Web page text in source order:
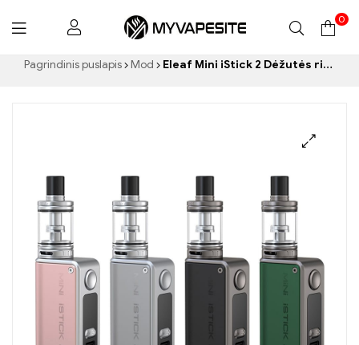
Myvapesite.de
0
Pagrindinis puslapis Mod Eleaf Mini iStick 2 Dėžutės rinkinys 1100 mAh elektroninių cigarečių didmeninė prekyba 丨Custom